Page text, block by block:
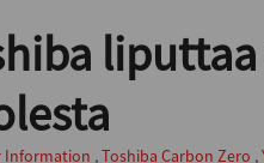
Information ,Toshiba Carbon Zero ,